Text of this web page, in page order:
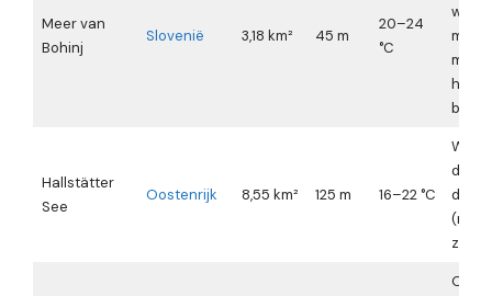
Meer van
Bohinj
Slovenië 3,18 km² 45 m
20–24
°C
het
Hallstätter
See
Oostenrijk 8,55 km² 125 m 16–22 °C
de